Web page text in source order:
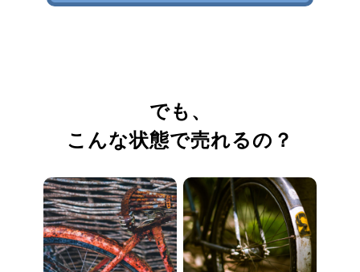
でも、
こんな状態で売れるの？